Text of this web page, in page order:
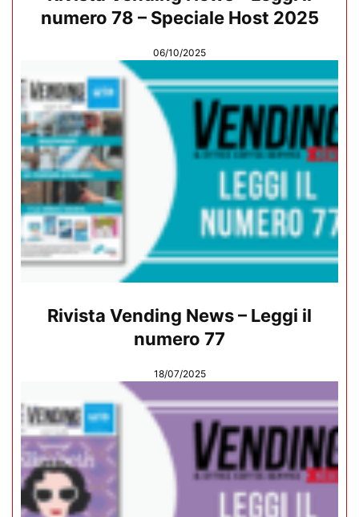
numero 78 – Speciale Host 2025
06/10/2025
Rivista Vending News – Leggi il
numero 77
18/07/2025